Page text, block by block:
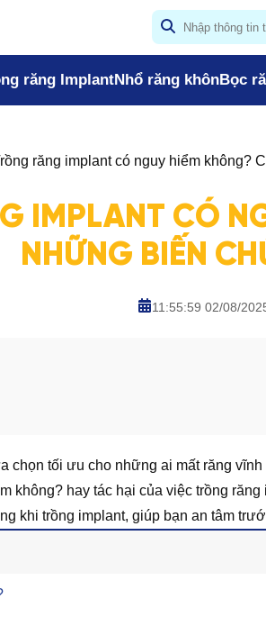
răng ImplantNhổ răng khônBọc
răng implant có nguy hiểm không?
IMPLANT CÓ
NHỮNG BIẾN
11:55:59 02/08/
chọn tối ưu cho những ai mất răng
không? hay tác hại của việc trồng
khi trồng implant, giúp bạn an tâm